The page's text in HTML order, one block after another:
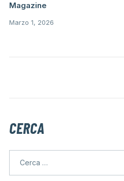
Magazine
Marzo 1, 2026
CERCA